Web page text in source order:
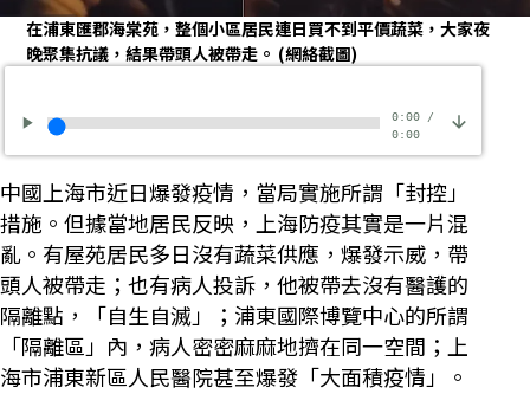
在浦東匯郡海棠苑，整個小區居民連日買不到平價蔬菜，大家夜
晚聚集抗議，結果帶頭人被帶走。 (網絡截圖)
0:00/
0:00
中國上海市近日爆發疫情，當局實施所謂「封控」
措施。但據當地居民反映，上海防疫其實是一片混
亂。有屋苑居民多日沒有蔬菜供應，爆發示威，帶
頭人被帶走；也有病人投訴，他被帶去沒有醫護的
隔離點，「自生自滅」；浦東國際博覽中心的所謂
「隔離區」內，病人密密麻麻地擠在同一空間；上
海市浦東新區人民醫院甚至爆發「大面積疫情」。